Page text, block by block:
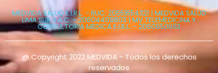
MEDVIDA SALUD E.I.R.L. - RUC: 20551654321 | MEDVIDA SALUD
LIMA SUR S.A.C. - 20604409803 | MV TELEMEDICINA Y
CONSULTORIA MEDICA E.I.R.L. - 20606506113
@ Copyright 2022 MEDVIDA - Todos los derechos
reservados